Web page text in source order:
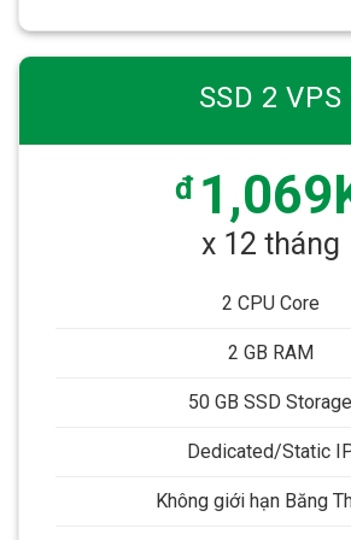
SSD 2 VPS
đ
x 12 tháng
2 CPU Core
2 GB RAM
50 GB SSD Storage
Dedicated/Static
Không giới hạn Băng